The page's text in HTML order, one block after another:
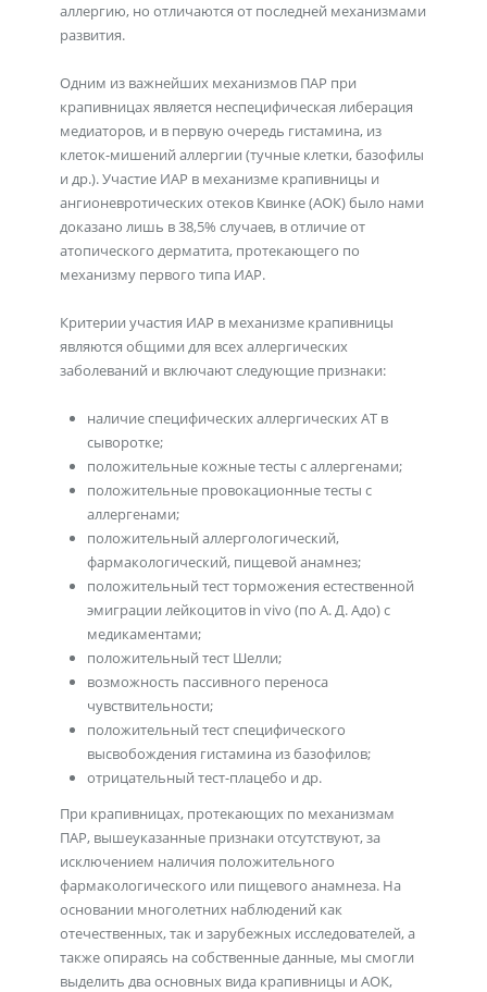
аллергию, но отличаются от последней механизмами
развития.
Одним из важнейших механизмов ПАР при
крапивницах является неспецифическая либерация
медиаторов, и в первую очередь гистамина, из
клеток-мишений аллергии (тучные клетки, базофилы
и др.). Участие ИАР в механизме крапивницы и
ангионевротических отеков Квинке (АОК) было нами
доказано лишь в 38,5% случаев, в отличие от
атопического дерматита, протекающего по
механизму первого типа ИАР.
Критерии участия ИАР в механизме крапивницы
являются общими для всех аллергических
заболеваний и включают следующие признаки:
наличие специфических аллергических АТ в
сыворотке;
положительные кожные тесты с аллергенами;
положительные провокационные тесты с
аллергенами;
положительный аллергологический,
фармакологический, пищевой анамнез;
положительный тест торможения естественной
эмиграции лейкоцитов in vivo (по А. Д. Адо) с
медикаментами;
положительный тест Шелли;
возможность пассивного переноса
чувствительности;
положительный тест специфического
высвобождения гистамина из базофилов;
отрицательный тест-плацебо и др.
При крапивницах, протекающих по механизмам
ПАР, вышеуказанные признаки отсутствуют, за
исключением наличия положительного
фармакологического или пищевого анамнеза. На
основании многолетних наблюдений как
отечественных, так и зарубежных исследователей, а
также опираясь на собственные данные, мы смогли
выделить два основных вида крапивницы и АОК,